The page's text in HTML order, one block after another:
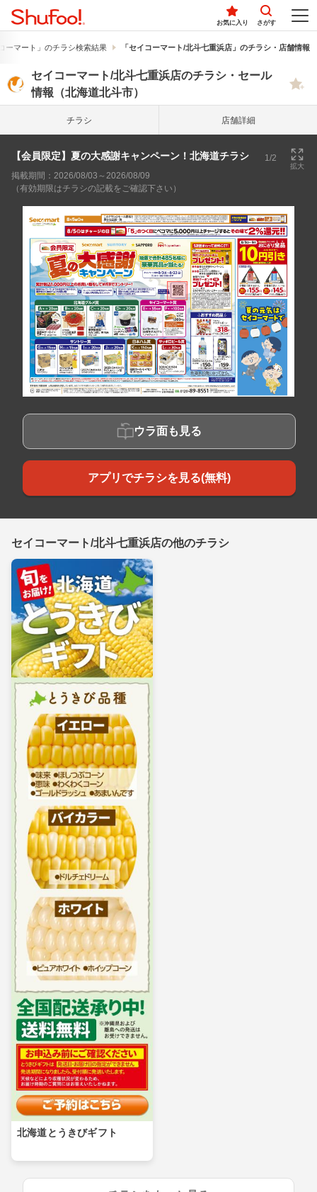
お気に入り さがす
ーマート」のチラシ検索結果 「セイコーマート/北斗七重浜店」のチラシ・店舗情報
セイコーマート/北斗七重浜店のチラシ・セール
情報（北海道北斗市）
チラシ 店舗詳細
【会員限定】夏の大感謝キャンペーン！北海道チラシ 1/2
拡大
掲載期間：2026/08/03～2026/08/09
（有効期限はチラシの記載をご確認下さい）
ウラ面も見る
アプリでチラシを見る(無料)
セイコーマート/北斗七重浜店の他のチラシ
北海道とうきびギフト